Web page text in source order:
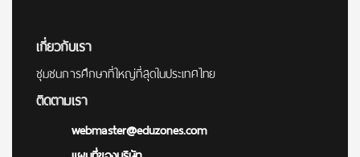
เกี่ยวกับเรา
ชุมชนการศึกษาที่ใหญ่ที่สุดในประเทศไทย
ติดตามเรา
webmaster@eduzones.com